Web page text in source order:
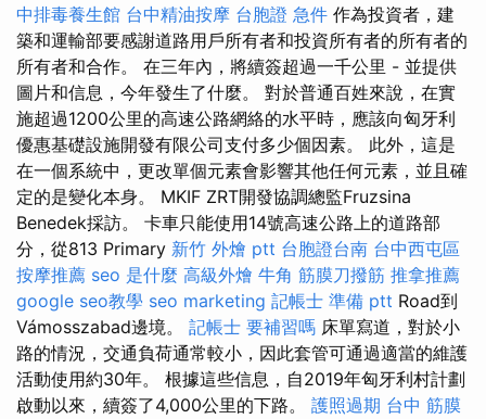
中排毒養生館 台中精油按摩 台胞證 急件 作為投資者，建
築和運輸部要感謝道路用戶所有者和投資所有者的所有者的
所有者和合作。 在三年內，將續簽超過一千公里 - 並提供
圖片和信息，今年發生了什麼。 對於普通百姓來說，在實
施超過1200公里的高速公路網絡的水平時，應該向匈牙利
優惠基礎設施開發有限公司支付多少個因素。 此外，這是
在一個系統中，更改單個元素會影響其他任何元素，並且確
定的是變化本身。 MKIF ZRT開發協調總監Fruzsina
Benedek採訪。 卡車只能使用14號高速公路上的道路部
分，從813 Primary 新竹 外燴 ptt 台胞證台南 台中西屯區
按摩推薦 seo 是什麼 高級外燴 牛角 筋膜刀撥筋 推拿推薦
google seo教學 seo marketing 記帳士 準備 ptt Road到
Vámosszabad邊境。 記帳士 要補習嗎 床單寫道，對於小
路的情況，交通負荷通常較小，因此套管可通過適當的維護
活動使用約30年。 根據這些信息，自2019年匈牙利村計劃
啟動以來，續簽了4,000公里的下路。 護照過期 台中 筋膜